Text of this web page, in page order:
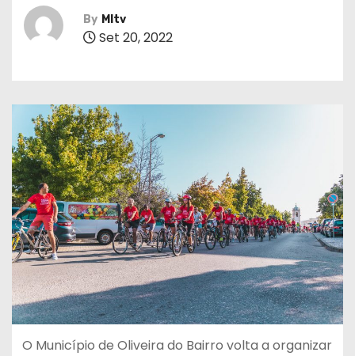
By MItv
Set 20, 2022
O Município de Oliveira do Bairro volta a organizar